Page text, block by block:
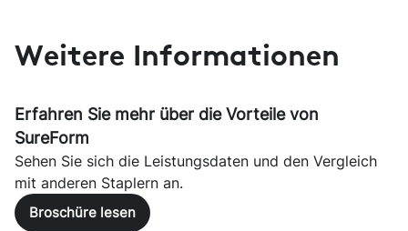
Weitere Informationen
Erfahren Sie mehr über die Vorteile von
SureForm
Sehen Sie sich die Leistungsdaten und den Vergleich
mit anderen Staplern an.
Broschüre lesen